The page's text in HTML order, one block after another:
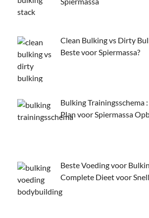
Clean Bulking vs Dirty
Beste voor Spiermassa?
Bulking Trainingsschema
Plan voor Spiermassa
Beste Voeding voor
Complete Dieet voor